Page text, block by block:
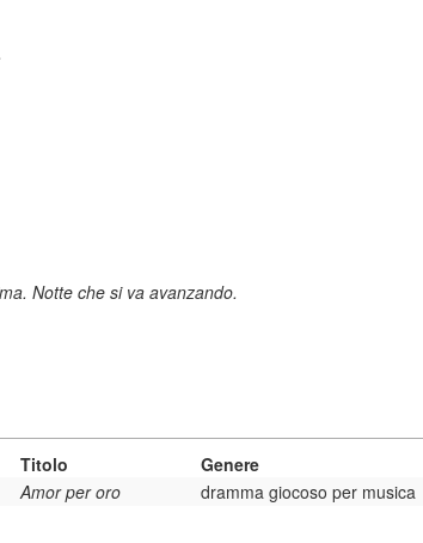
Notte che si va avanzando.
Titolo Genere
Amor per oro dramma giocoso per musica